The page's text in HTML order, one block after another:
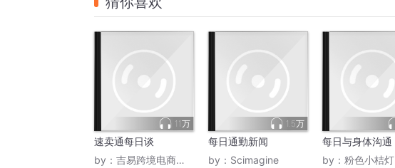
11万
速卖通每日谈
by： 吉易跨境电商学院
1.5万
每日通勤新闻
by： Scimagine
每日与身体沟通
by： 粉色小桔灯